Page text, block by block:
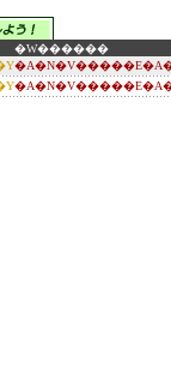
�W������